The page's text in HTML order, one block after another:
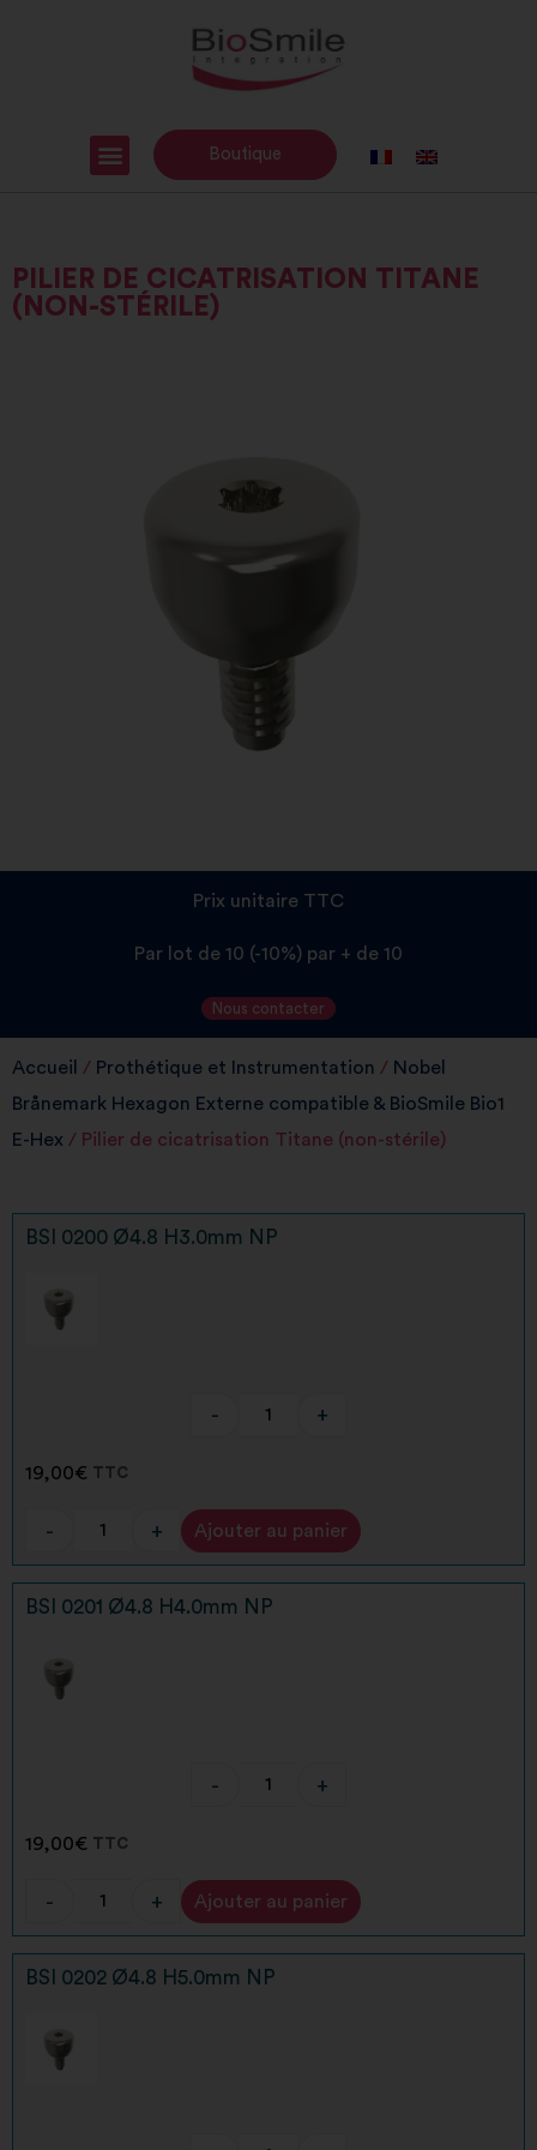
Boutique
PILIER DE CICATRISATION TITANE
(NON-STÉRILE)
Prix unitaire TTC
Par lot de 10 (-10%) par + de 10
Nous contacter
Accueil / Prothétique et Instrumentation / Nobel
Brånemark Hexagon Externe compatible & BioSmile Bio1
E-Hex / Pilier de cicatrisation Titane (non-stérile)
BSI 0200 Ø4.8 H3.0mm NP
- +
19,00€ TTC
- + Ajouter au panier
BSI 0201 Ø4.8 H4.0mm NP
- +
19,00€ TTC
- + Ajouter au panier
Alternative:
BSI 0202 Ø4.8 H5.0mm NP